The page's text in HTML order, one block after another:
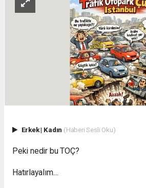
Erkek| Kadın (Haberi Sesli Oku)
Peki nedir bu TOÇ?
Hatırlayalım…